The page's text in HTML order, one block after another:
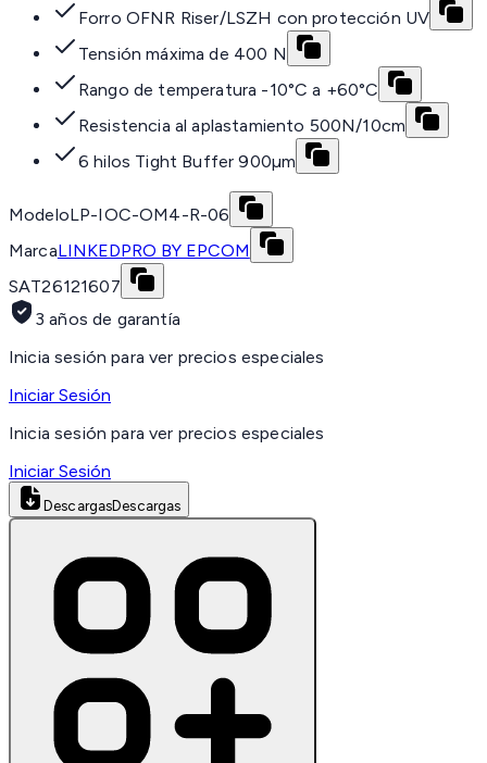
Forro OFNR Riser/LSZH con protección UV
Tensión máxima de 400 N
Rango de temperatura -10°C a +60°C
Resistencia al aplastamiento 500N/10cm
6 hilos Tight Buffer 900µm
ModeloLP-IOC-OM4-R-06
MarcaLINKEDPRO BY EPCOM
SAT26121607
3 años de garantía
Inicia sesión para ver precios especiales
Iniciar Sesión
Inicia sesión para ver precios especiales
Iniciar Sesión
DescargasDescargas